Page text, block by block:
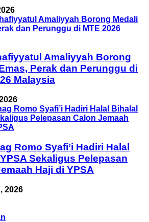
Amaliyyah Borong
Perak dan Perunggu di
Malaysia
Romo Syafi’i Hadiri Halal
Sekaligus Pelepasan
Haji di YPSA
2026